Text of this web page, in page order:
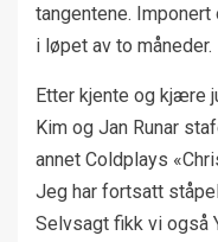
tangentene.
i løpet av to måneder.
Etter kjente og kjære
Kim og Jan Runar
annet Coldplays
Jeg har fortsatt
Selvsagt fikk vi også